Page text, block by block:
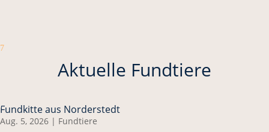
7
Aktuelle Fundtiere
Fundkitte aus Norderstedt
Aug. 5, 2026 | Fundtiere